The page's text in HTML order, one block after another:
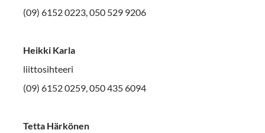
(09) 6152 0223, 050 529 9206
Heikki Karla
liittosihteeri
(09) 6152 0259, 050 435 6094
Tetta Härkönen